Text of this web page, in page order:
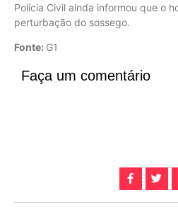
Polícia Civil ainda informou que o
perturbação do sossego.
Fonte: G1
Faça um comentário